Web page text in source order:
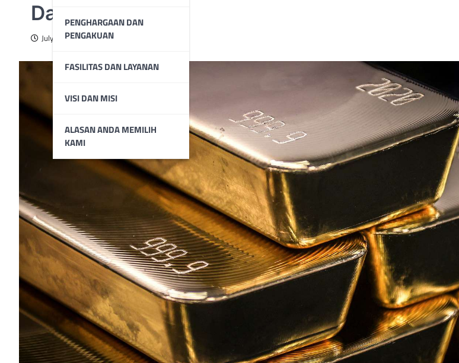
PENGHARGAAN DAN
PENGAKUAN
FASILITAS DAN LAYANAN
VISI DAN MISI
ALASAN ANDA MEMILIH
KAMI
Data Ekonomi
July 25, 2025